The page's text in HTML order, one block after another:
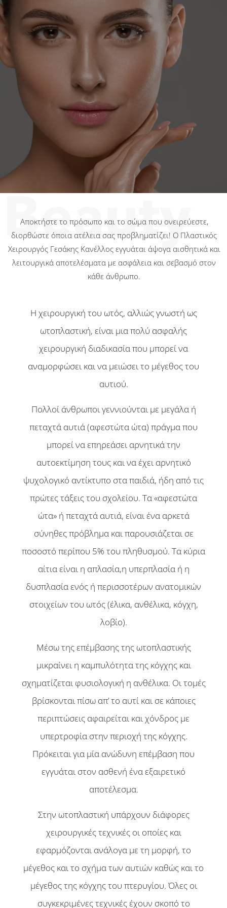
Αποκτήστε το πρόσωπο και το σώμα που ονειρεύεστε,
διορθώστε όποια ατέλεια σας προβληματίζει! Ο Πλαστικός
Χειρουργός Γεσάκης Κανέλλος εγγυάται άψογα αισθητικά και
λειτουργικά αποτελέσματα με ασφάλεια και σεβασμό στον
κάθε άνθρωπο.
Η χειρουργική του ωτός, αλλιώς γνωστή ως
ωτοπλαστική, είναι μια πολύ ασφαλής
χειρουργική διαδικασία που μπορεί να
αναμορφώσει και να μειώσει το μέγεθος του
αυτιού.
Πολλοί άνθρωποι γεννιούνται με μεγάλα ή
πεταχτά αυτιά (αφεστώτα ώτα) πράγμα που
μπορεί να επηρεάσει αρνητικά την
αυτοεκτίμηση τους και να έχει αρνητικό
ψυχολογικό αντίκτυπο στα παιδιά, ήδη από τις
πρώτες τάξεις του σχολείου. Τα «αφεστώτα
ώτα» ή πεταχτά αυτιά, είναι ένα αρκετά
σύνηθες πρόβλημα και παρουσιάζεται σε
ποσοστό περίπου 5% του πληθυσμού. Τα κύρια
αίτια είναι η απλασία,η υπερπλασία ή η
δυσπλασία ενός ή περισσοτέρων ανατομικών
στοιχείων του ωτός (έλικα, ανθέλικα, κόγχη,
λοβίο).
Μέσω της επέμβασης της ωτοπλαστικής
μικραίνει η καμπυλότητα της κόγχης και
σχηματίζεται φυσιολογική η ανθέλικα. Οι τομές
βρίσκονται πίσω απ’ το αυτί και σε κάποιες
περιπτώσεις αφαιρείται και χόνδρος με
υπερτροφία στην περιοχή της κόγχης.
Πρόκειται για μία ανώδυνη επέμβαση που
εγγυάται στον ασθενή ένα εξαιρετικό
αποτέλεσμα.
Στην ωτοπλαστική υπάρχουν διάφορες
χειρουργικές τεχνικές οι οποίες και
εφαρμόζονται ανάλογα με τη μορφή, το
μέγεθος και το σχήμα των αυτιών καθώς και το
μέγεθος της κόγχης του πτερυγίου. Όλες οι
συγκεκριμένες τεχνικές έχουν σκοπό το